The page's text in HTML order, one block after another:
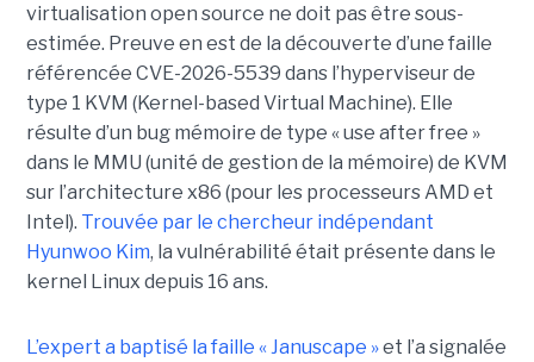
virtualisation open source ne doit pas être sous-
estimée. Preuve en est de la découverte d’une faille
référencée CVE-2026-5539 dans l’hyperviseur de
type 1 KVM (Kernel-based Virtual Machine). Elle
résulte d’un bug mémoire de type « use after free »
dans le MMU (unité de gestion de la mémoire) de KVM
sur l’architecture x86 (pour les processeurs AMD et
Intel). Trouvée par le chercheur indépendant
Hyunwoo Kim, la vulnérabilité était présente dans le
kernel Linux depuis 16 ans.
L’expert a baptisé la faille « Januscape »et l’a signalée